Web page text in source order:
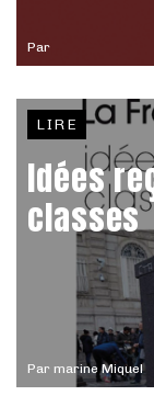
Par
Par marine Miquel
LIRE
Idées
classes